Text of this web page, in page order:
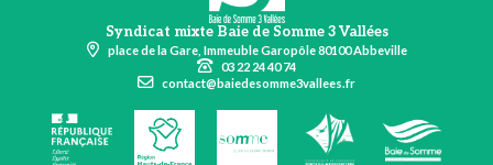
Syndicat mixte Baie de Somme 3 Vallées
place de la Gare, Immeuble Garopôle 80100 Abbeville
03 22 24 40 74
contact@baiedesomme3vallees.fr